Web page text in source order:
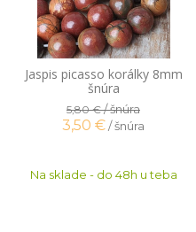
Jaspis picasso korálky 8mm
šnúra
5,80 €/ šnúra
3,50 €/ šnúra
Na sklade - do 48h u teba